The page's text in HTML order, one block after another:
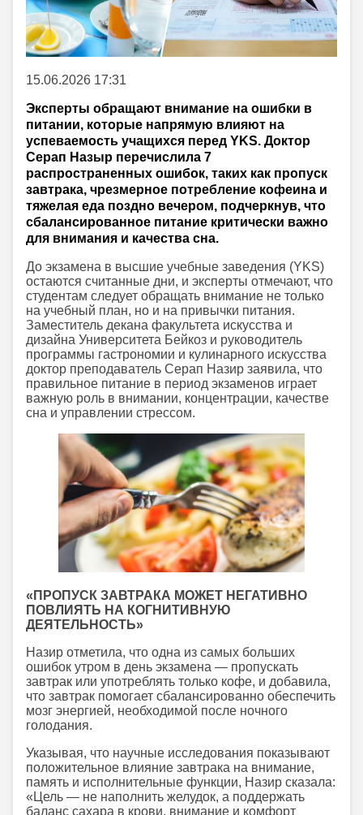
15.06.2026 17:31
Эксперты обращают внимание на ошибки в
питании, которые напрямую влияют на
успеваемость учащихся перед YKS. Доктор
Серап Назыр перечислила 7
распространенных ошибок, таких как пропуск
завтрака, чрезмерное потребление кофеина и
тяжелая еда поздно вечером, подчеркнув, что
сбалансированное питание критически важно
для внимания и качества сна.
До экзамена в высшие учебные заведения (YKS)
остаются считанные дни, и эксперты отмечают, что
студентам следует обращать внимание не только
на учебный план, но и на привычки питания.
Заместитель декана факультета искусства и
дизайна Университета Бейкоз и руководитель
программы гастрономии и кулинарного искусства
доктор преподаватель Серап Назир заявила, что
правильное питание в период экзаменов играет
важную роль в внимании, концентрации, качестве
сна и управлении стрессом.
«ПРОПУСК ЗАВТРАКА МОЖЕТ НЕГАТИВНО
ПОВЛИЯТЬ НА КОГНИТИВНУЮ
ДЕЯТЕЛЬНОСТЬ»
Назир отметила, что одна из самых больших
ошибок утром в день экзамена — пропускать
завтрак или употреблять только кофе, и добавила,
что завтрак помогает сбалансированно обеспечить
мозг энергией, необходимой после ночного
голодания.
Указывая, что научные исследования показывают
положительное влияние завтрака на внимание,
память и исполнительные функции, Назир сказала:
«Цель — не наполнить желудок, а поддержать
баланс сахара в крови, внимание и комфорт